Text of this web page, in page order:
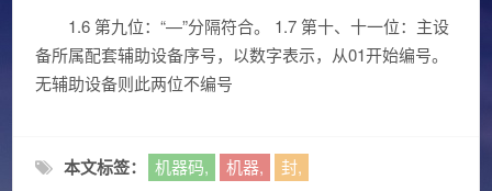
1.6 第九位：“—”分隔符合。 1.7 第十、十一位：主设
备所属配套辅助设备序号，以数字表示，从01开始编号。
无辅助设备则此两位不编号
本文标签： 机器码, 机器, 封,